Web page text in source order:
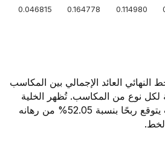
0.114980
0.164778
0.046815
العائد الإجمالي بين المكاسب
نوع من المكاسب. تُظهر الخلية
اليمنى السفلية أن اللاعب يتوقع ربحًا بنسبة 52.05% من رهانه